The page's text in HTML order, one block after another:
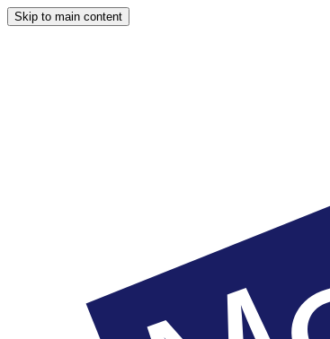
Skip to main content